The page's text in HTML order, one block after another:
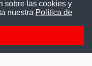
sobre las cookies y
nuestra Política de